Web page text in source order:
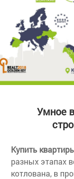
Умное
Купить
разных этапах
котлована, в